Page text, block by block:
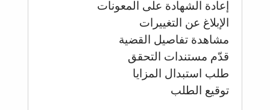
إعادة الشهادة على المعونات
الإبلاغ عن التغييرات
مشاهدة تفاصيل القضية
قدّم مستندات التحقق
طلب استبدال المزايا
توقيع الطلب